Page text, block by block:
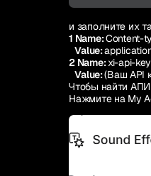
и заполните их
1 Name:Content-
Value:
2 Name:xi-api-key
Value:(Ваш API
Чтобы найти
Нажмите на My